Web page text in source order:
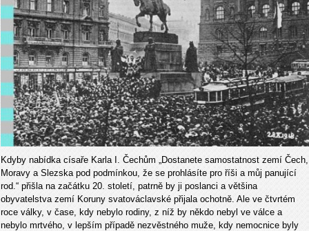
Kdyby nabídka císaře Karla I. Čechům „Dostanete samostatnost zemí Čech,
Moravy a Slezska pod podmínkou, že se prohlásíte pro říši a můj panující
rod.“ přišla na začátku 20. století, patrně by ji poslanci a většina
obyvatelstva zemí Koruny svatováclavské přijala ochotně. Ale ve čtvrtém
roce války, v čase, kdy nebylo rodiny, z níž by někdo nebyl ve válce a
nebylo mrtvého, v lepším případě nezvěstného muže, kdy nemocnice byly